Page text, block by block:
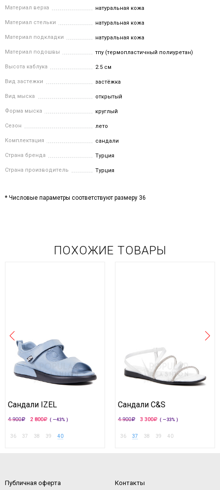
Материал верха натуральная кожа
Материал стельки натуральная кожа
Материал подкладки натуральная кожа
Материал подошвы тпу (термопластичный полиуретан)
Высота каблука 2.5 см
Вид застежки застёжка
Вид мыска открытый
Форма мыска круглый
Сезон лето
Комплектация сандали
Страна бренда Турция
Страна производитель Турция
* Числовые параметры соответствуют размеру 36
ПОХОЖИЕ ТОВАРЫ
Сандали IZEL
4 900 2 800 ( —43% )
36 37 38 39 40
Сандали C&S
4 900 3 300 ( —33% )
36 37 38 39 40
Публичная оферта Контакты